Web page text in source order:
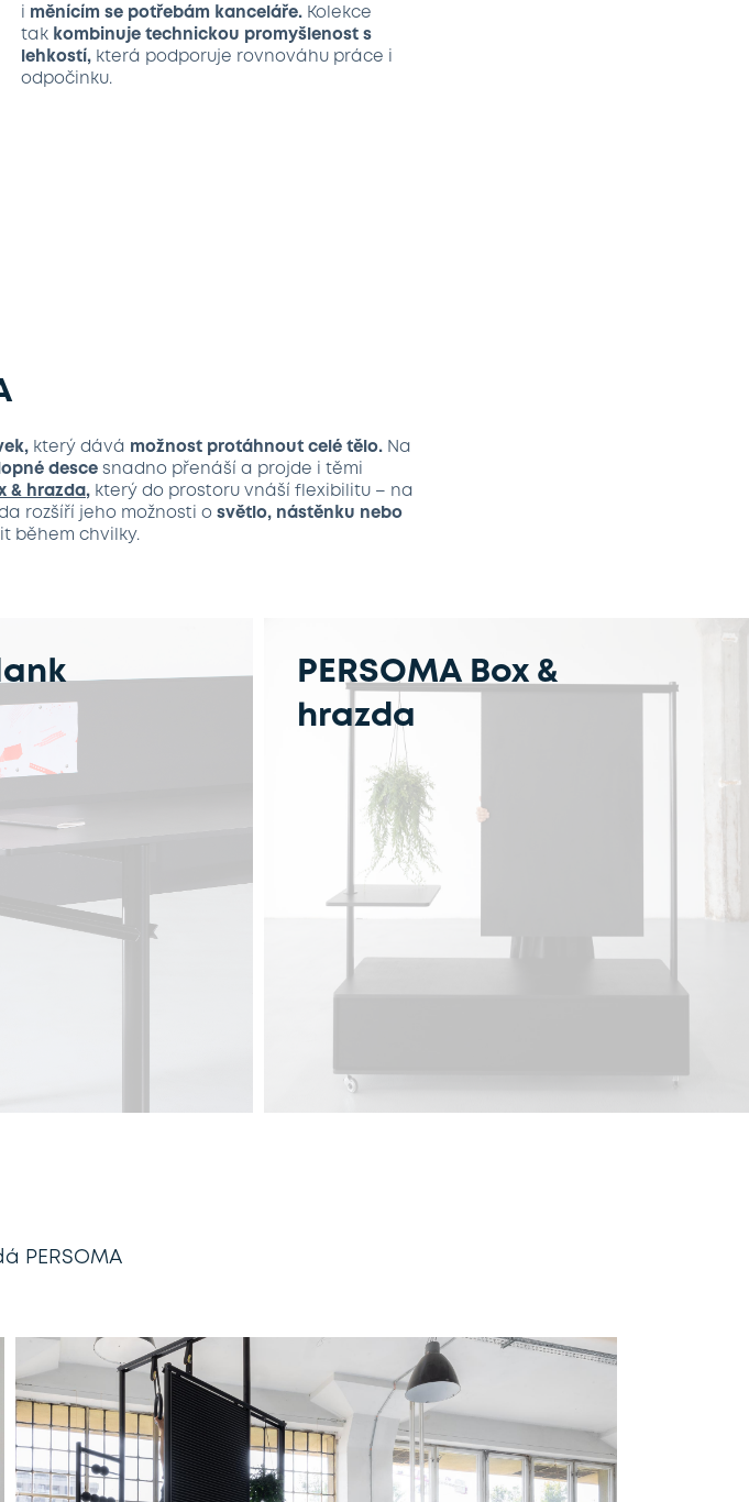
měnícím se potřebám kanceláře. Kolekce
tak kombinuje technickou promyšlenost s
lehkostí, která podporuje rovnováhu práce i
odpočinku.
který dává možnost protáhnout celé tělo. Na
desce snadno přenáší a projde i těmi
& hrazda , který do prostoru vnáší flexibilitu – na
rozšíří jeho možnosti o světlo, nástěnku nebo
během chvilky.
PERSOMA Box &
hrazda
PERSOMA